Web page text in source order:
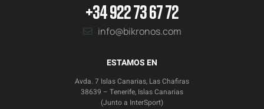
+34 922 73 67 72
info@bikronos.com
ESTAMOS EN
Avda. 7 Islas Canarias, Las Chafiras
38639 – Tenerife, Islas Canarias
(Junto a InterSport)